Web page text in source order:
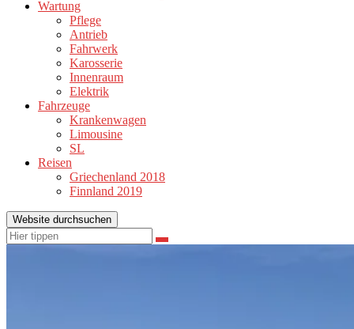
Wartung
Pflege
Antrieb
Fahrwerk
Karosserie
Innenraum
Elektrik
Fahrzeuge
Krankenwagen
Limousine
SL
Reisen
Griechenland 2018
Finnland 2019
Website durchsuchen
Suchen
nach:
Suchen